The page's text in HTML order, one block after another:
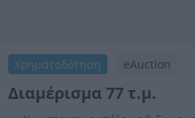
Χρηματοδότηση eAuction
Διαμέρισμα 77 τ.μ.